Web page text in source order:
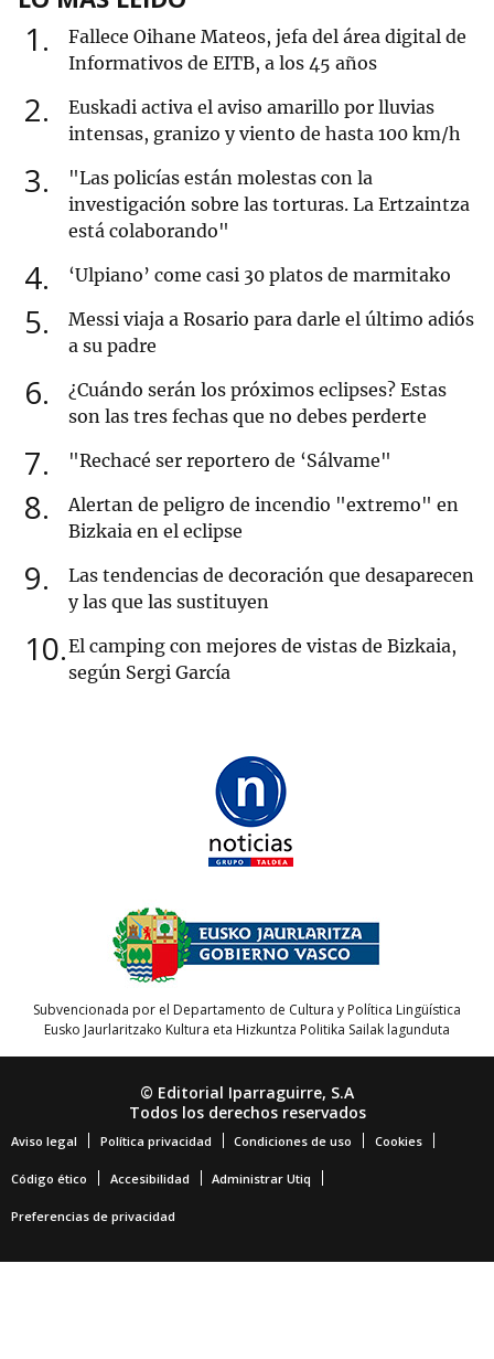
1
Fallece Oihane Mateos, jefa del área digital de
Informativos de EITB, a los 45 años
2
Euskadi activa el aviso amarillo por lluvias
intensas, granizo y viento de hasta 100 km/h
3
"Las policías están molestas con la
investigación sobre las torturas. La Ertzaintza
está colaborando"
4 ‘Ulpiano’ come casi 30 platos de marmitako
5
Messi viaja a Rosario para darle el último adiós
a su padre
6
¿Cuándo serán los próximos eclipses? Estas
son las tres fechas que no debes perderte
7 "Rechacé ser reportero de ‘Sálvame"
8
Alertan de peligro de incendio "extremo" en
Bizkaia en el eclipse
9
Las tendencias de decoración que desaparecen
y las que las sustituyen
10 El camping con mejores de vistas de Bizkaia,
según Sergi García
Subvencionada por el Departamento de Cultura y Política Lingüística
Eusko Jaurlaritzako Kultura eta Hizkuntza Politika Sailak lagunduta
© Editorial Iparraguirre, S.A
Todos los derechos reservados
Aviso legal Política privacidad Condiciones de uso Cookies
Código ético Accesibilidad Administrar Utiq
Preferencias de privacidad